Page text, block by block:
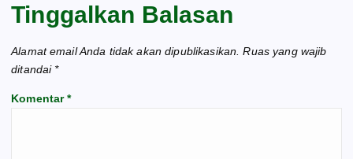
Tinggalkan Balasan
Alamat email Anda tidak akan dipublikasikan. Ruas yang wajib
ditandai *
Komentar*